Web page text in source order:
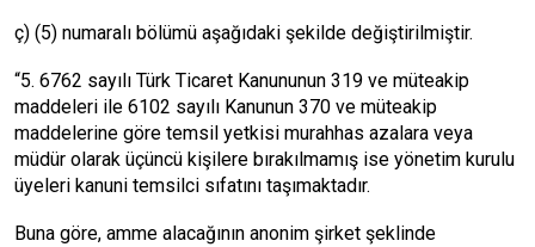
ç) (5) numaralı bölümü aşağıdaki şekilde değiştirilmiştir.
“5. 6762 sayılı Türk Ticaret Kanununun 319 ve müteakip
maddeleri ile 6102 sayılı Kanunun 370 ve müteakip
maddelerine göre temsil yetkisi murahhas azalara veya
müdür olarak üçüncü kişilere bırakılmamış ise yönetim kurulu
üyeleri kanuni temsilci sıfatını taşımaktadır.
Buna göre, amme alacağının anonim şirket şeklinde